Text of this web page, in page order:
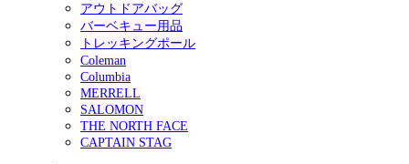
アウトドアバッグ
バーベキュー用品
トレッキングポール
Coleman
Columbia
MERRELL
SALOMON
THE NORTH FACE
CAPTAIN STAG